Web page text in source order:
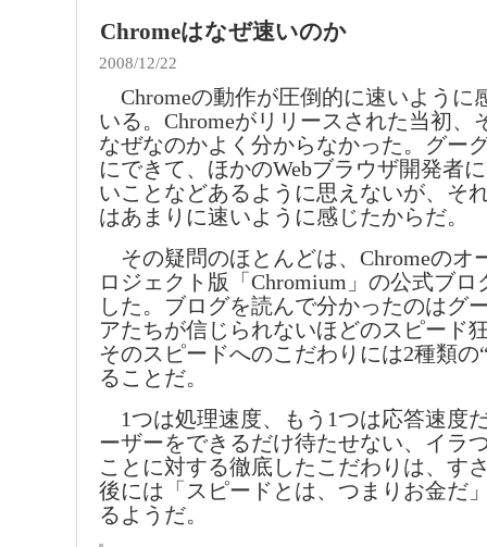
Chromeはなぜ速いのか
2008/12/22
Chromeの動作が圧倒的に速いように
いる。Chromeがリリースされた当初、
なぜなのかよく分からなかった。グー
にできて、ほかのWebブラウザ開発者
いことなどあるように思えないが、そ
はあまりに速いように感じたからだ。
その疑問のほとんどは、Chromeのオ
ロジェクト版「Chromium」の公式ブロ
した。ブログを読んで分かったのはグ
アたちが信じられないほどのスピード
そのスピードへのこだわりには2種類の
ることだ。
1つは処理速度、もう1つは応答速度
ーザーをできるだけ待たせない、イラ
ことに対する徹底したこだわりは、す
後には「スピードとは、つまりお金だ
るようだ。